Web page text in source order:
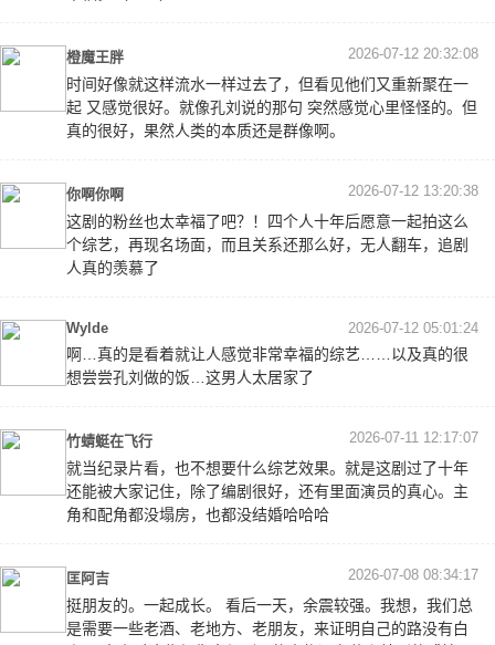
橙魔王胖 2026-07-12 20:32:08
时间好像就这样流水一样过去了，但看见他们又重新聚在一
起 又感觉很好。就像孔刘说的那句 突然感觉心里怪怪的。但
真的很好，果然人类的本质还是群像啊。
你啊你啊 2026-07-12 13:20:38
这剧的粉丝也太幸福了吧？！四个人十年后愿意一起拍这么
个综艺，再现名场面，而且关系还那么好，无人翻车，追剧
人真的羡慕了
Wylde 2026-07-12 05:01:24
啊…真的是看着就让人感觉非常幸福的综艺……以及真的很
想尝尝孔刘做的饭…这男人太居家了
竹蜻蜓在飞行 2026-07-11 12:17:07
就当纪录片看，也不想要什么综艺效果。就是这剧过了十年
还能被大家记住，除了编剧很好，还有里面演员的真心。主
角和配角都没塌房，也都没结婚哈哈哈
匡阿吉 2026-07-08 08:34:17
挺朋友的。一起成长。 看后一天，余震较强。我想，我们总
是需要一些老酒、老地方、老朋友，来证明自己的路没有白